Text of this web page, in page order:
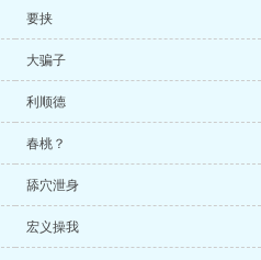
要挟
大骗子
利顺德
春桃？
舔穴泄身
宏义操我